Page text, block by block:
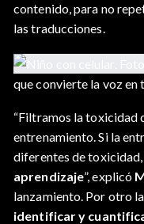
contenido, para no
las traducciones.
que convierte la voz en
“Filtramos la toxicidad
entrenamiento. Si la
diferentes de toxicidad,
aprendizaje”, explicó
lanzamiento. Por otro
identificar y